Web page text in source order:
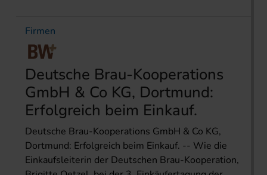
Firmen
Deutsche Brau-Kooperations
GmbH & Co KG, Dortmund:
Erfolgreich beim Einkauf.
Deutsche Brau-Kooperations GmbH & Co KG,
Dortmund: Erfolgreich beim Einkauf. -- Wie die
Einkaufsleiterin der Deutschen Brau-Kooperation,